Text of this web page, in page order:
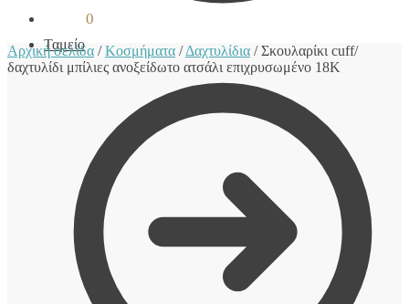
Ταμείο
0
Αρχική σελίδα /Κοσμήματα /Δαχτυλίδια /Σκουλαρίκι cuff/
δαχτυλίδι μπίλιες ανοξείδωτο ατσάλι επιχρυσωμένο 18Κ